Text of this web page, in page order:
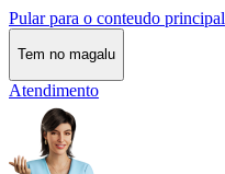
Pular para o conteudo principal
Tem no magalu
Atendimento